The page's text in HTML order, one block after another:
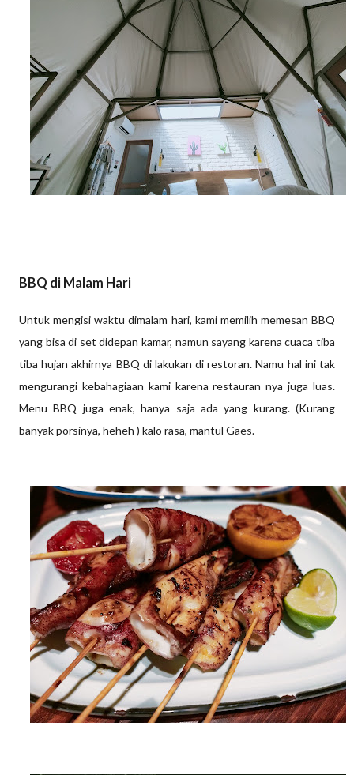
BBQ di Malam Hari
Untuk mengisi waktu dimalam hari, kami memilih memesan BBQ
yang bisa di set didepan kamar, namun sayang karena cuaca tiba
tiba hujan akhirnya BBQ di lakukan di restoran. Namu hal ini tak
mengurangi kebahagiaan kami karena restauran nya juga luas.
Menu BBQ juga enak, hanya saja ada yang kurang. (Kurang
banyak porsinya, heheh ) kalo rasa, mantul Gaes.